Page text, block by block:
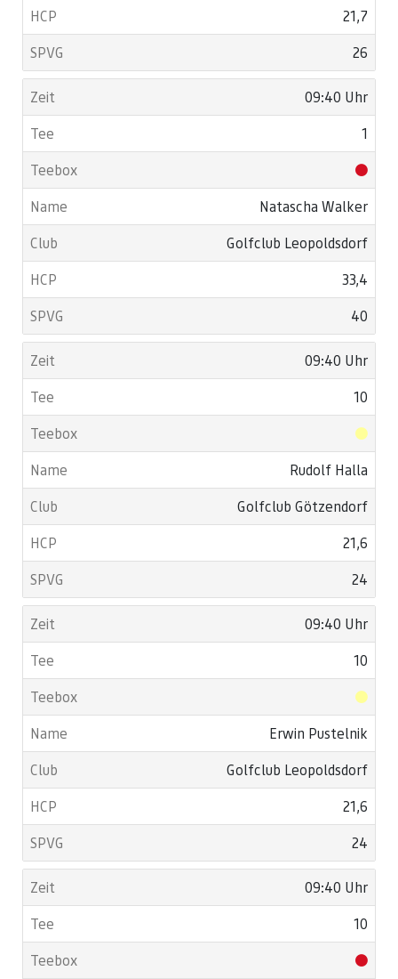
21,7
26
09:40 Uhr
1
Natascha Walker
Golfclub Leopoldsdorf
33,4
40
09:40 Uhr
10
Rudolf Halla
Golfclub Götzendorf
21,6
24
09:40 Uhr
10
Erwin Pustelnik
Golfclub Leopoldsdorf
21,6
24
09:40 Uhr
10